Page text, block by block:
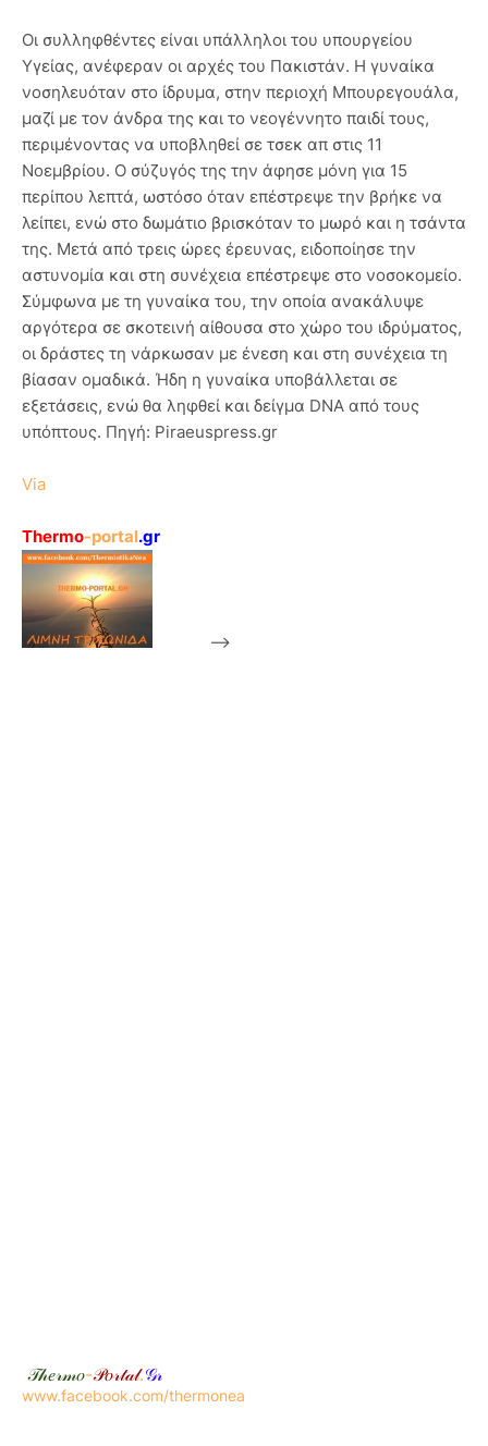
Οι συλληφθέντες είναι υπάλληλοι του υπουργείου
Υγείας, ανέφεραν οι αρχές του Πακιστάν. Η γυναίκα
νοσηλευόταν στο ίδρυμα, στην περιοχή Μπουρεγουάλα,
μαζί με τον άνδρα της και το νεογέννητο παιδί τους,
περιμένοντας να υποβληθεί σε τσεκ απ στις 11
Νοεμβρίου. Ο σύζυγός της την άφησε μόνη για 15
περίπου λεπτά, ωστόσο όταν επέστρεψε την βρήκε να
λείπει, ενώ στο δωμάτιο βρισκόταν το μωρό και η τσάντα
της. Μετά από τρεις ώρες έρευνας, ειδοποίησε την
αστυνομία και στη συνέχεια επέστρεψε στο νοσοκομείο.
Σύμφωνα με τη γυναίκα του, την οποία ανακάλυψε
αργότερα σε σκοτεινή αίθουσα στο χώρο του ιδρύματος,
οι δράστες τη νάρκωσαν με ένεση και στη συνέχεια τη
βίασαν ομαδικά. Ήδη η γυναίκα υποβάλλεται σε
εξετάσεις, ενώ θα ληφθεί και δείγμα DNA από τους
υπόπτους. Πηγή: Piraeuspress.gr
Via
Thermo-portal.gr
-->
𝒯𝒽𝑒𝓇𝓂𝑜-𝒫𝑜𝓇𝓉𝒶𝓁.𝒢𝓇
www.facebook.com/thermonea